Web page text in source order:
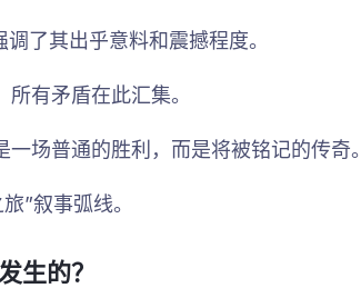
了其出乎意料和震撼程度。
有矛盾在此汇集。
场普通的胜利，而是将被铭记的传奇。
”叙事弧线。
生的？